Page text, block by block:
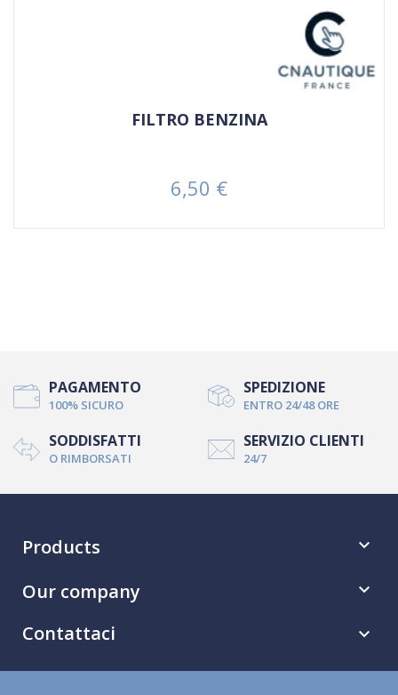
FILTRO BENZINA
Prezzo
6,50 €
PAGAMENTO
100% SICURO
SPEDIZIONE
ENTRO 24/48 ORE
SODDISFATTI
O RIMBORSATI
SERVIZIO CLIENTI
24/7
Products 
Our company 
Contattaci 